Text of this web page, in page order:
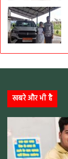
खबरे और भी है